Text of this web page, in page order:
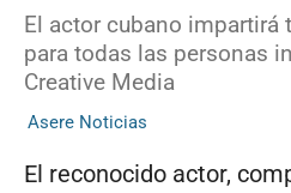
El actor cubano impartirá
para todas las personas
Creative Media
Asere Noticias
El reconocido actor,